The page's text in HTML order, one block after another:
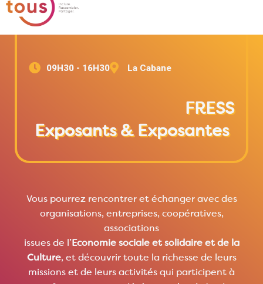
09H30 - 16H30 La Cabane
FRESS
Exposants & Exposantes
Vous pourrez rencontrer et échanger avec des
organisations, entreprises, coopératives,
associations
issues de l’Economie sociale et solidaire et de la
Culture, et découvrir toute la richesse de leurs
missions et de leurs activités qui participent à